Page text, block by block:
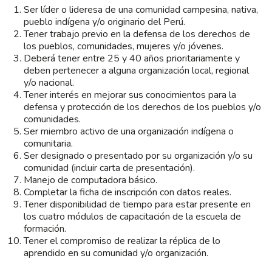
Ser líder o lideresa de una comunidad campesina, nativa,
pueblo indígena y/o originario del Perú.
Tener trabajo previo en la defensa de los derechos de
los pueblos, comunidades, mujeres y/o jóvenes.
Deberá tener entre 25 y 40 años prioritariamente y
deben pertenecer a alguna organización local, regional
y/o nacional.
Tener interés en mejorar sus conocimientos para la
defensa y protección de los derechos de los pueblos y/o
comunidades.
Ser miembro activo de una organización indígena o
comunitaria.
Ser designado o presentado por su organización y/o su
comunidad (incluir carta de presentación).
Manejo de computadora básico.
Completar la ficha de inscripción con datos reales.
Tener disponibilidad de tiempo para estar presente en
los cuatro módulos de capacitación de la escuela de
formación.
Tener el compromiso de realizar la réplica de lo
aprendido en su comunidad y/o organización.